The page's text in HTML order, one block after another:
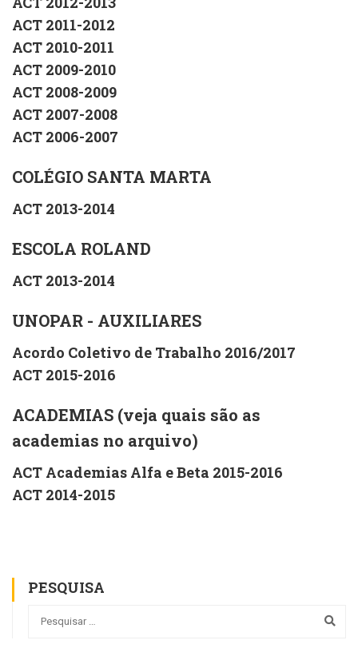
ACT 2011-2012
ACT 2010-2011
ACT 2009-2010
ACT 2008-2009
ACT 2007-2008
ACT 2006-2007
COLÉGIO SANTA MARTA
ACT 2013-2014
ESCOLA ROLAND
ACT 2013-2014
UNOPAR - AUXILIARES
Acordo Coletivo de Trabalho 2016/2017
ACT 2015-2016
ACADEMIAS (veja quais são as
academias no arquivo)
ACT Academias Alfa e Beta 2015-2016
ACT 2014-2015
PESQUISA